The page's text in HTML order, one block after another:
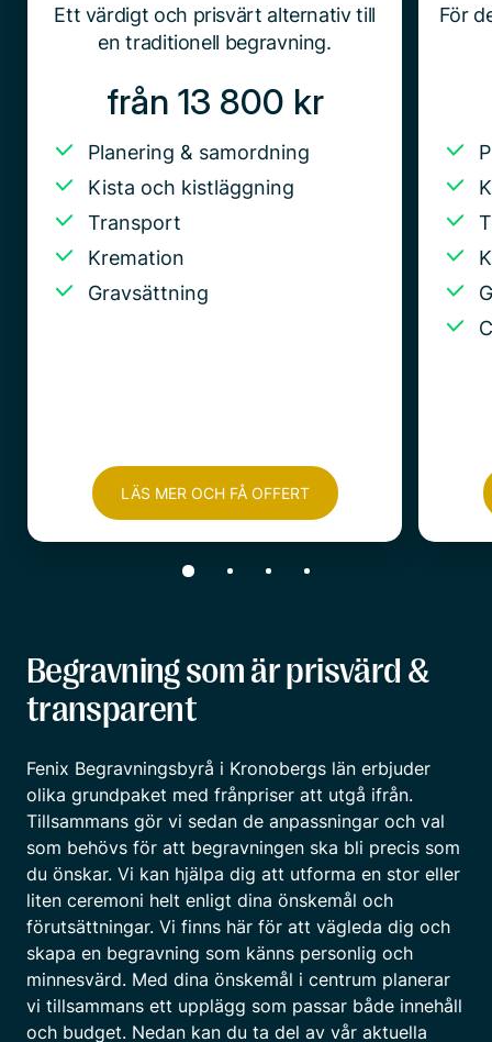
Ett värdigt och prisvärt alternativ till
en traditionell begravning.
från 13 800 kr
Planering & samordning
Kista och kistläggning
Transport
Kremation
Gravsättning
LÄS MER OCH FÅ OFFERT
För
Begravning som är prisvärd &
transparent
Fenix Begravningsbyrå i Kronobergs län erbjuder
olika grundpaket med frånpriser att utgå ifrån.
Tillsammans gör vi sedan de anpassningar och val
som behövs för att begravningen ska bli precis som
du önskar. Vi kan hjälpa dig att utforma en stor eller
liten ceremoni helt enligt dina önskemål och
förutsättningar. Vi finns här för att vägleda dig och
skapa en begravning som känns personlig och
minnesvärd. Med dina önskemål i centrum planerar
vi tillsammans ett upplägg som passar både innehåll
och budget. Nedan kan du ta del av vår aktuella